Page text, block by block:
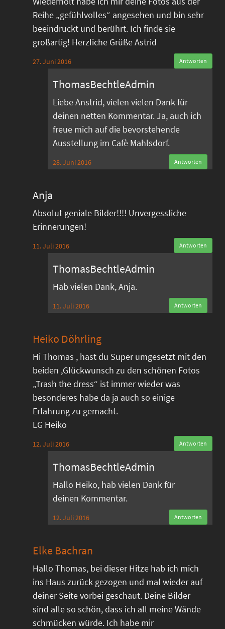
Reihe „gefühlvolles“ angesehen und bin sehr
beeindruckt und berührt. Ich finde sie
großartig! Herzliche Grüße Astrid
27. Juni 2016 Antworten
ThomasBechtleAdmin
Liebe Anstrid, vielen vielen Dank für
deinen netten Kommentar. Ja, auch ich
freue mich auf die bevorstehende
Ausstellung im Cafè Mahlsdorf.
28. Juni 2016 Antworten
Anja
Absolut geniale Bilder!!!! Unvergessliche
Erinnerungen!
11. Juli 2016 Antworten
ThomasBechtleAdmin
Hab vielen Dank, Anja.
11. Juli 2016 Antworten
Heiko Döhrling
Hi Thomas , hast du Super umgesetzt mit den
beiden ,Glückwunsch zu den schönen Fotos
„Trash the dress“ ist immer wieder was
besonderes habe da ja auch so einige
Erfahrung zu gemacht.
LG Heiko
12. Juli 2016 Antworten
ThomasBechtleAdmin
Hallo Heiko, hab vielen Dank für
deinen Kommentar.
12. Juli 2016 Antworten
Elke Bachran
Hallo Thomas, bei dieser Hitze hab ich mich
ins Haus zurück gezogen und mal wieder auf
deiner Seite vorbei geschaut. Deine Bilder
sind alle so schön, dass ich all meine Wände
schmücken würde. Ich habe mir